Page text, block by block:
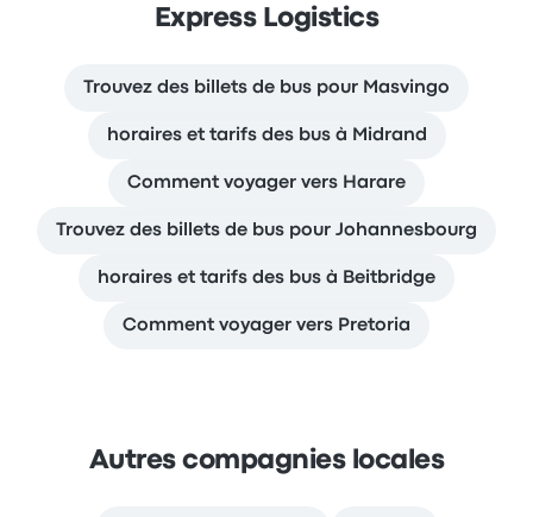
Express Logistics
Trouvez des billets de bus pour Masvingo
horaires et tarifs des bus à Midrand
Comment voyager vers Harare
Trouvez des billets de bus pour Johannesbourg
horaires et tarifs des bus à Beitbridge
Comment voyager vers Pretoria
Autres compagnies locales